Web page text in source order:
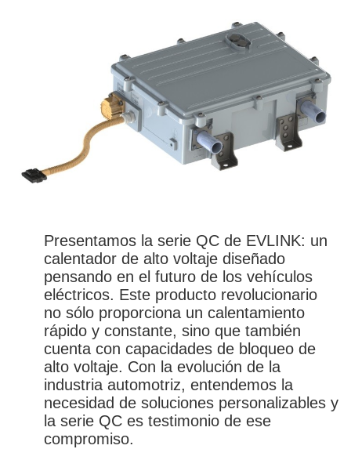
Presentamos la serie QC de EVLINK: un
calentador de alto voltaje diseñado
pensando en el futuro de los vehículos
eléctricos. Este producto revolucionario
no sólo proporciona un calentamiento
rápido y constante, sino que también
cuenta con capacidades de bloqueo de
alto voltaje. Con la evolución de la
industria automotriz, entendemos la
necesidad de soluciones personalizables y
la serie QC es testimonio de ese
compromiso.